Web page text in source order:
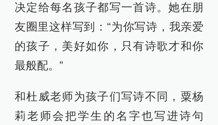
决定给每名孩子都写一首诗。她在朋
友圈里这样写到：“为你写诗，我亲爱
的孩子，美好如你，只有诗歌才和你
最般配。”
和杜威老师为孩子们写诗不同，粟杨
莉老师会把学生的名字也写进诗句